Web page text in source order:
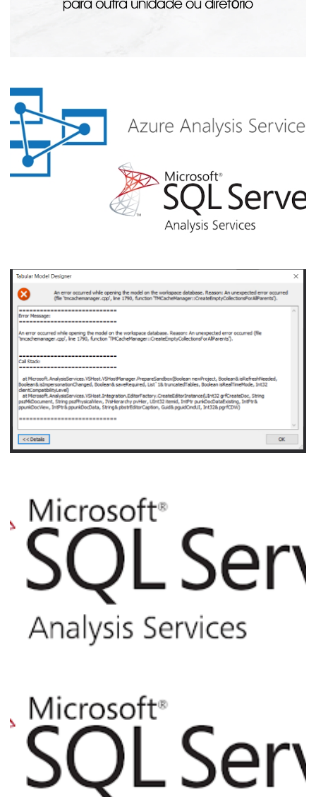
e databases para outro disco ou diretório
20 de julho de 2023
Como aprender SQL / Azure Analysis
Services (SAAS / AAS) sem pagar nada –
DE GRAÇA!
21 de setembro de 2021 5 min de leitura
model on the workspace database. Reason:
error occurred (file 'tmcachemanager.cpp',
05 de novembro de 2020 3 min de leitura
ou Powershell para processar cubos e
dimensões via linha de comando (T-SQL)
ou Job do SQL Agent
06 de agosto de 2017 10 min de leitura